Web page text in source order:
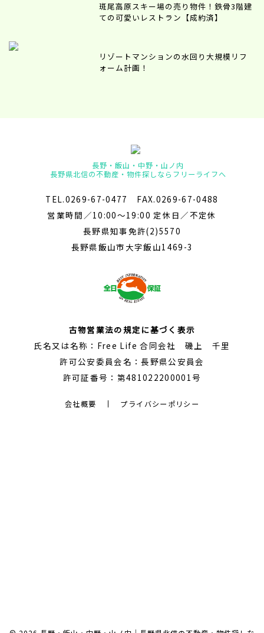
斑尾高原スキー場の売り物件！鉄骨3階建
ての可愛いレストラン【成約済】
リゾートマンションの水回り大規模リフ
ォーム計画！
長野・飯山・中野・山ノ内
長野県北信の不動産・物件探しならフリーライフへ
TEL.0269-67-0477 FAX.0269-67-0488
営業時間／10:00～19:00 定休日／不定休
長野県知事免許(2)5570
長野県飯山市大字飯山1469-3
古物営業法の規定に基づく表示
氏名又は名称：Free Life 合同会社 磯上 千里
許可公安委員会名：長野県公安員会
許可証番号：第481022200001号
会社概要 プライバシーポリシー